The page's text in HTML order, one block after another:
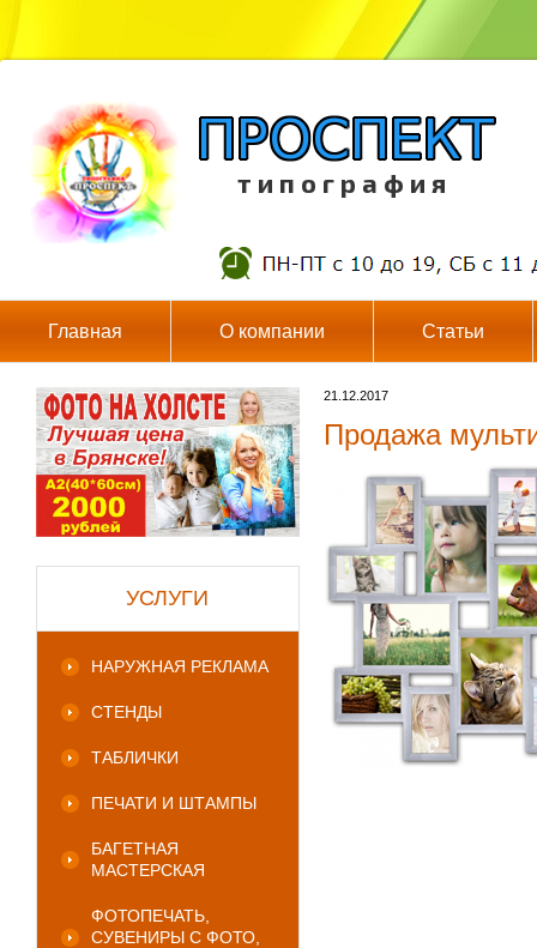
т и п о г р а ф и я
Главная О компании Статьи
УСЛУГИ
НАРУЖНАЯ РЕКЛАМА
СТЕНДЫ
ТАБЛИЧКИ
ПЕЧАТИ И ШТАМПЫ
БАГЕТНАЯ
МАСТЕРСКАЯ
ФОТОПЕЧАТЬ,
СУВЕНИРЫ С ФОТО,
21.12.2017
Продажа